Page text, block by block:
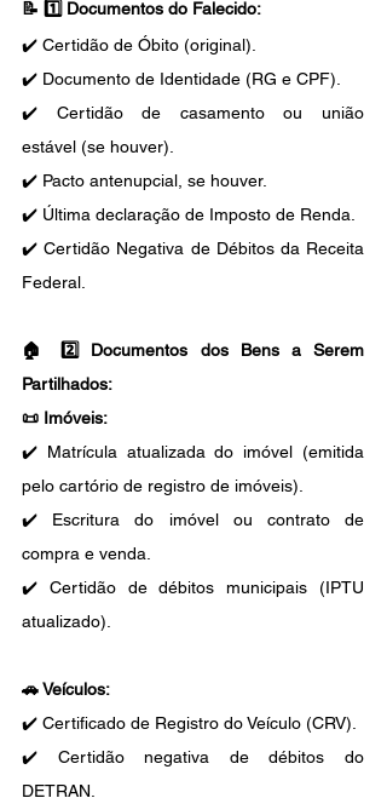
📝 1️⃣ Documentos do Falecido:
✔️ Certidão de Óbito (original).
✔️ Documento de Identidade (RG e CPF).
✔️ Certidão de casamento ou união
estável (se houver).
✔️ Pacto antenupcial, se houver.
✔️ Última declaração de Imposto de Renda.
✔️ Certidão Negativa de Débitos da Receita
Federal.
🏠
2️⃣ Documentos dos Bens a Serem
Partilhados:
📜 Imóveis:
✔️ Matrícula atualizada do imóvel (emitida
pelo cartório de registro de imóveis).
✔️ Escritura do imóvel ou contrato de
compra e venda.
✔️ Certidão de débitos municipais (IPTU
atualizado).
🚗 Veículos:
✔️ Certificado de Registro do Veículo (CRV).
✔️ Certidão negativa de débitos do
DETRAN.